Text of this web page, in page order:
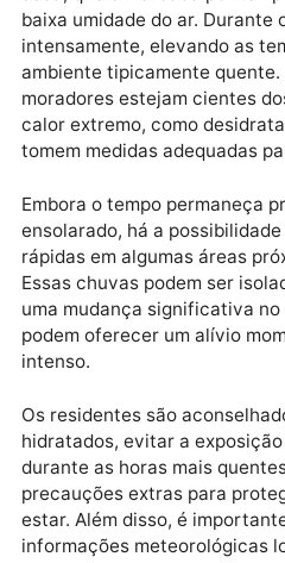
Essa condição climática é
seca, que é marcada por
baixa umidade do ar.
ambiente tipicamente
moradores estejam
calor extremo, como
tomem medidas
Embora o tempo
rápidas em algumas áreas
Essas chuvas podem ser
uma mudança significativa
podem oferecer um alívio
intenso.